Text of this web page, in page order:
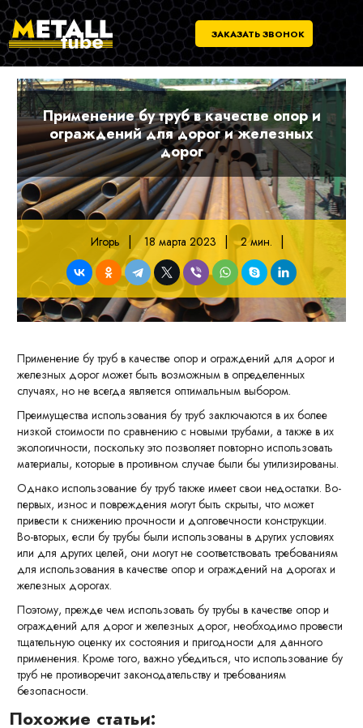
ЗАКАЗАТЬ ЗВОНОК
Применение бу труб в качестве опор и
ограждений для дорог и железных
дорог
Игорь | 18 марта 2023 | 2 мин. |
Применение бу труб в качестве опор и ограждений для дорог и
железных дорог может быть возможным в определенных
случаях, но не всегда является оптимальным выбором.
Преимущества использования бу труб заключаются в их более
низкой стоимости по сравнению с новыми трубами, а также в их
экологичности, поскольку это позволяет повторно использовать
материалы, которые в противном случае были бы утилизированы.
Однако использование бу труб также имеет свои недостатки. Во-
первых, износ и повреждения могут быть скрыты, что может
привести к снижению прочности и долговечности конструкции.
Во-вторых, если бу трубы были использованы в других условиях
или для других целей, они могут не соответствовать требованиям
для использования в качестве опор и ограждений на дорогах и
железных дорогах.
Поэтому, прежде чем использовать бу трубы в качестве опор и
ограждений для дорог и железных дорог, необходимо провести
тщательную оценку их состояния и пригодности для данного
применения. Кроме того, важно убедиться, что использование бу
труб не противоречит законодательству и требованиям
безопасности.
Похожие статьи: